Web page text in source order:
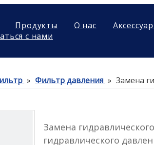
Продукты О нас
с нами
» Фильтр давления » Замена
Замена
гидравлического